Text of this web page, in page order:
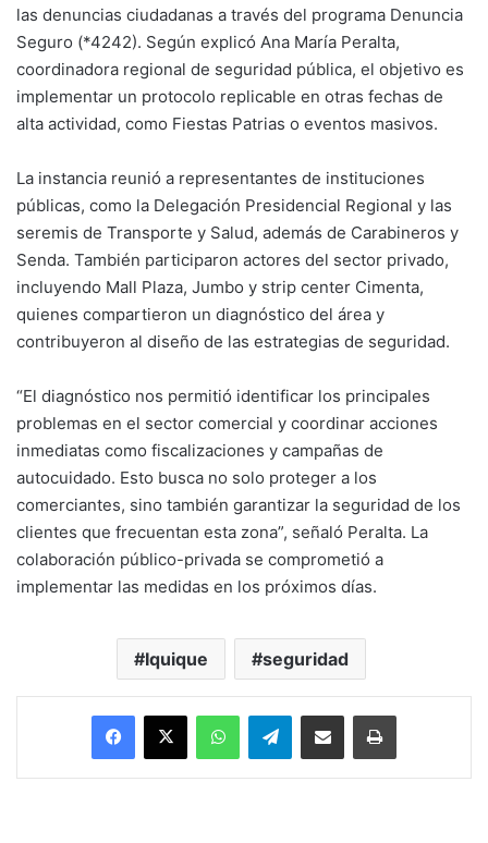
las denuncias ciudadanas a través del programa Denuncia
Seguro (*4242). Según explicó Ana María Peralta,
coordinadora regional de seguridad pública, el objetivo es
implementar un protocolo replicable en otras fechas de
alta actividad, como Fiestas Patrias o eventos masivos.
La instancia reunió a representantes de instituciones
públicas, como la Delegación Presidencial Regional y las
seremis de Transporte y Salud, además de Carabineros y
Senda. También participaron actores del sector privado,
incluyendo Mall Plaza, Jumbo y strip center Cimenta,
quienes compartieron un diagnóstico del área y
contribuyeron al diseño de las estrategias de seguridad.
“El diagnóstico nos permitió identificar los principales
problemas en el sector comercial y coordinar acciones
inmediatas como fiscalizaciones y campañas de
autocuidado. Esto busca no solo proteger a los
comerciantes, sino también garantizar la seguridad de los
clientes que frecuentan esta zona”, señaló Peralta. La
colaboración público-privada se comprometió a
implementar las medidas en los próximos días.
Iquique seguridad
Facebook
X WhatsAppTelegramEnviar vía email Imprimir